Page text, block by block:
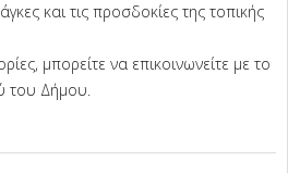
και τις προσδοκίες της τοπικής
μπορείτε να επικοινωνείτε με το
του Δήμου.